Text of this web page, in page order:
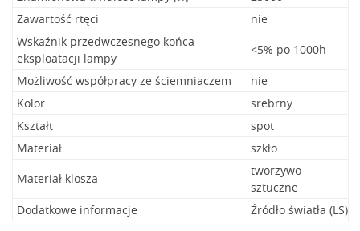
Zawartość rtęci
nie
Wskaźnik przedwczesnego końca
eksploatacji lampy
<5% po 1000h
Możliwość współpracy ze ściemniaczem
nie
Kolor
srebrny
Kształt
spot
Materiał
szkło
Materiał klosza
tworzywo
sztuczne
Dodatkowe informacje
Źródło światła (LS)